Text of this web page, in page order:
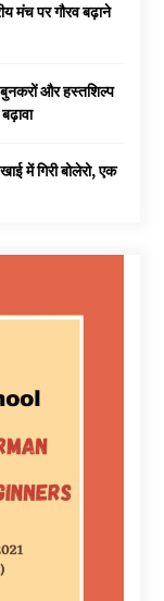
मंच पर गौरव बढ़ाने
और हस्तशिल्प
में गिरी बोलेरो, एक